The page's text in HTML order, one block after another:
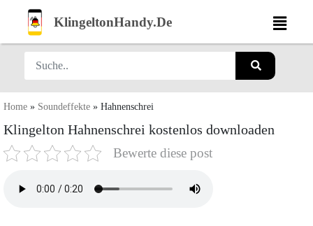
KlingeltonHandy.De
Home » Soundeffekte » Hahnenschrei
Klingelton Hahnenschrei kostenlos downloaden
Bewerte diese post